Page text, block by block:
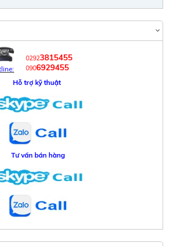
02923815455
0906929455
Hỗ trợ kỹ thuật
Tư vấn bán hàng